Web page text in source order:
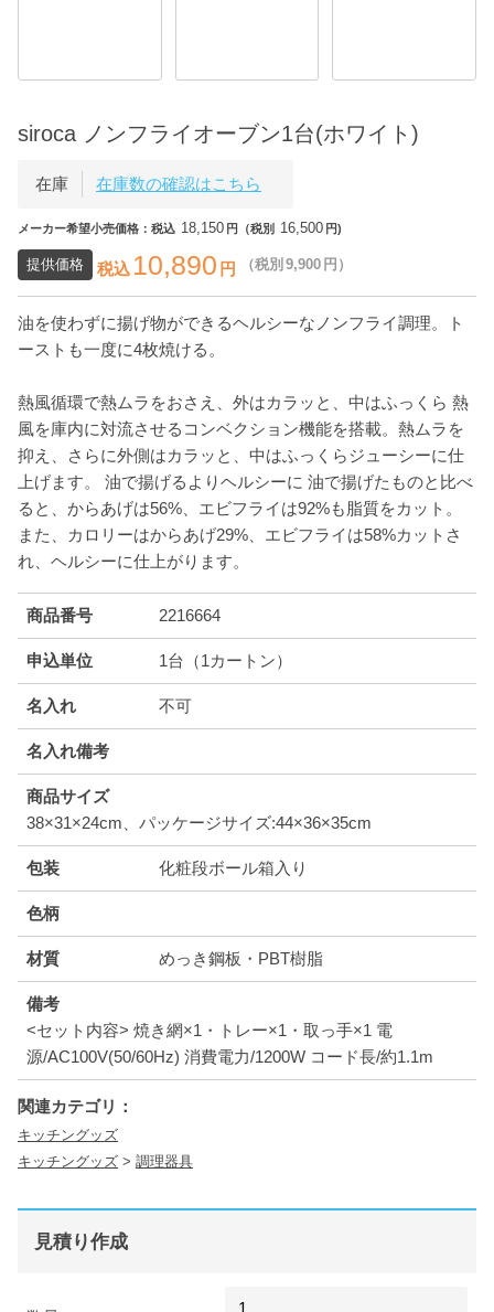
siroca ノンフライオーブン1台(ホワイト)
在庫 在庫数の確認はこちら
メーカー希望小売価格：税込 18,150 円（税別 16,500 円)
提供価格 税込 10,890 円 （税別 9,900 円）
油を使わずに揚げ物ができるヘルシーなノンフライ調理。ト
ーストも一度に4枚焼ける。
熱風循環で熱ムラをおさえ、外はカラッと、中はふっくら 熱
風を庫内に対流させるコンベクション機能を搭載。熱ムラを
抑え、さらに外側はカラッと、中はふっくらジューシーに仕
上げます。 油で揚げるよりヘルシーに 油で揚げたものと比べ
ると、からあげは56%、エビフライは92%も脂質をカット。
また、カロリーはからあげ29%、エビフライは58%カットさ
れ、ヘルシーに仕上がります。
商品番号 2216664
申込単位 1台（1カートン）
名入れ 不可
名入れ備考
商品サイズ
38×31×24cm、パッケージサイズ:44×36×35cm
包装 化粧段ボール箱入り
色柄
材質 めっき鋼板・PBT樹脂
備考
<セット内容> 焼き網×1・トレー×1・取っ手×1 電
源/AC100V(50/60Hz) 消費電力/1200W コード長/約1.1m
関連カテゴリ：
キッチングッズ
キッチングッズ > 調理器具
見積り作成